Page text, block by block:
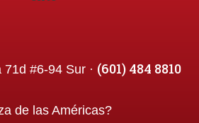
71d #6-94 Sur · (601) 484 8810
de las Américas?